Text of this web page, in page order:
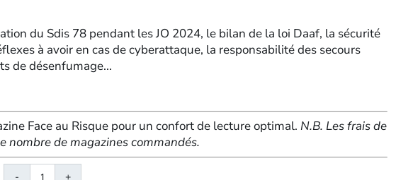
du Sdis 78 pendant les JO 2024, le bilan de la loi Daaf, la sécurité
à avoir en cas de cyberattaque, la responsabilité des secours
de désenfumage...
Face au Risque pour un confort de lecture optimal. N.B. Les frais de
nombre de magazines commandés.